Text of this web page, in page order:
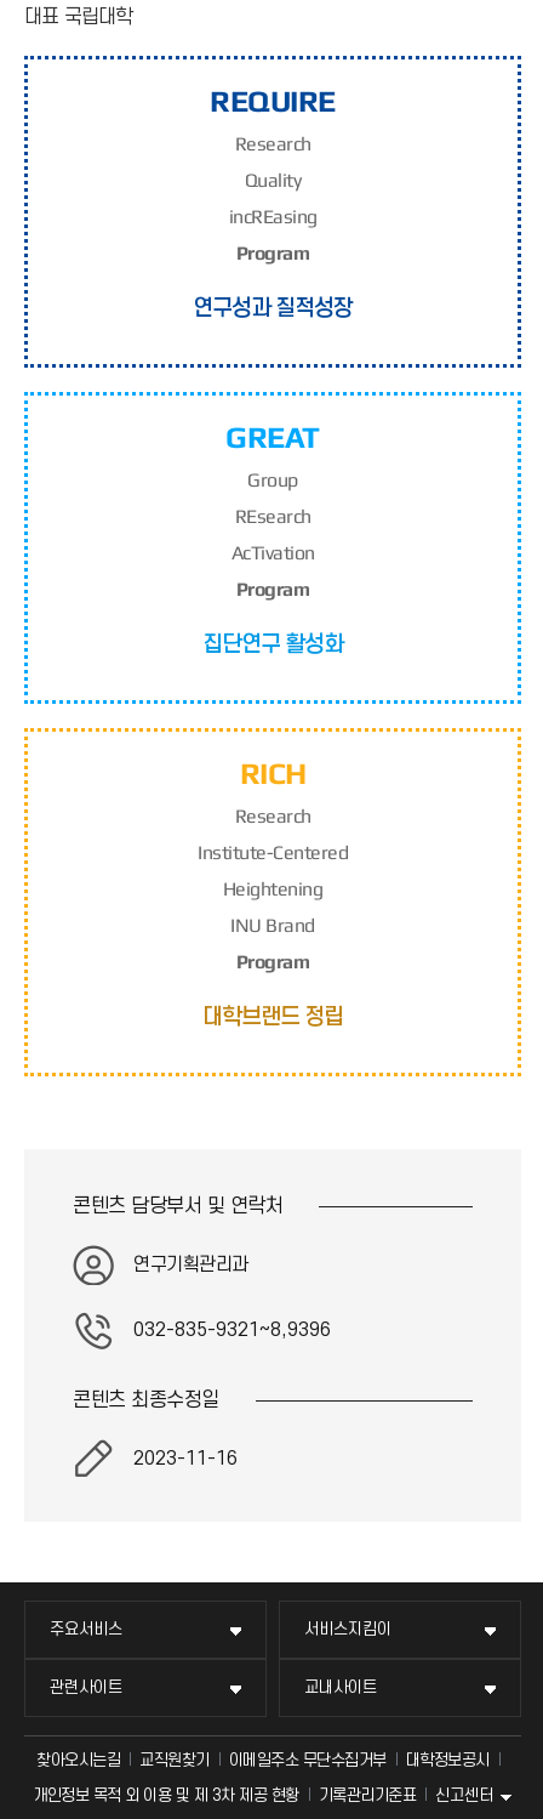
대표 국립대학
REQUIRE
Research
Quality
incREasing
Program
연구성과 질적성장
GREAT
Group
REsearch
AcTivation
Program
집단연구 활성화
RICH
Research
Institute-Centered
Heightening
INU Brand
Program
대학브랜드 정립
콘텐츠 담당부서 및 연락처
연구기획관리과
032-835-9321~8,9396
콘텐츠 최종수정일
2023-11-16
주요서비스 서비스지킴이
관련사이트 교내사이트
찾아오시는길 교직원찾기 이메일주소 무단수집거부
대학정보공시
개인정보 목적 외 이용 및 제 3차 제공 현황
기록관리기준표 신고센터